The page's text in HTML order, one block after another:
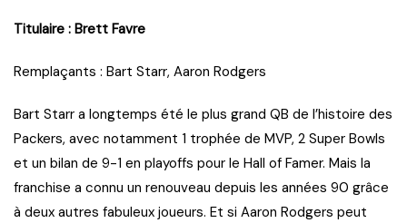
Titulaire : Brett Favre
Remplaçants : Bart Starr, Aaron Rodgers
Bart Starr a longtemps été le plus grand QB de l’histoire des
Packers, avec notamment 1 trophée de MVP, 2 Super Bowls
et un bilan de 9-1 en playoffs pour le Hall of Famer. Mais la
franchise a connu un renouveau depuis les années 90 grâce
à deux autres fabuleux joueurs. Et si Aaron Rodgers peut